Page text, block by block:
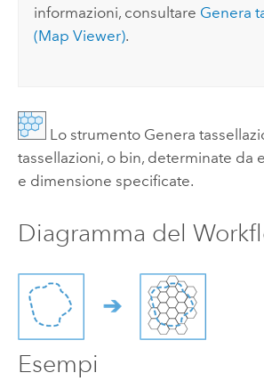
informazioni, consultare Genera
(Map Viewer).
Lo strumento Genera
tassellazioni, o bin, determinate da
e dimensione specificate.
Diagramma del
Esempi